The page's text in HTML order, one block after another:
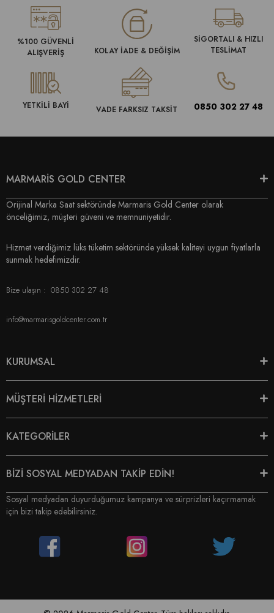
%100 GÜVENLİ
ALIŞVERİŞ
KOLAY İADE & DEĞİŞİM
SİGORTALI & HIZLI
TESLİMAT
YETKİLİ BAYİ VADE FARKSIZ TAKSİT 0850 302 27 48
MARMARİS GOLD CENTER
Orijinal Marka Saat sektöründe Marmaris Gold Center olarak
önceliğimiz, müşteri güveni ve memnuniyetidir.
Hizmet verdiğimiz lüks tüketim sektöründe yüksek kaliteyi uygun fiyatlarla
sunmak hedefimizdir.
Bize ulaşın : 0850 302 27 48
info@marmarisgoldcenter.com.tr
KURUMSAL
MÜŞTERİ HİZMETLERİ
KATEGORİLER
BİZİ SOSYAL MEDYADAN TAKİP EDİN!
Sosyal medyadan duyurduğumuz kampanya ve sürprizleri kaçırmamak
için bizi takip edebilirsiniz.